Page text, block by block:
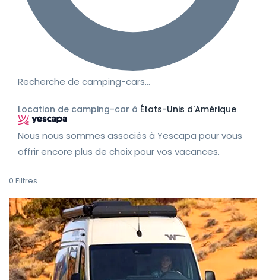
Recherche de camping-cars…
Location de camping-car à États-Unis d'Amérique
Nous nous sommes associés à Yescapa pour vous
offrir encore plus de choix pour vos vacances.
0 Filtres